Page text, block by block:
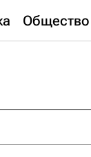
Общество